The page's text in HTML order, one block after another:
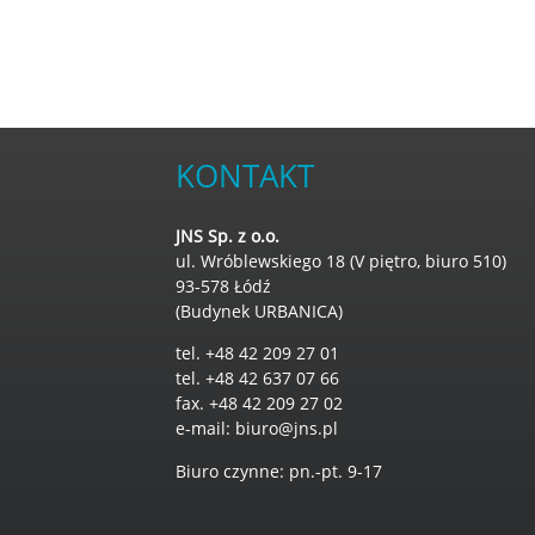
KONTAKT
JNS Sp. z o.o.
ul. Wróblewskiego 18 (V piętro, biuro 510)
93-578 Łódź
(Budynek URBANICA)
tel. +48 42 209 27 01
tel. +48 42 637 07 66
fax. +48 42 209 27 02
e-mail: biuro@jns.pl
Biuro czynne: pn.-pt. 9-17